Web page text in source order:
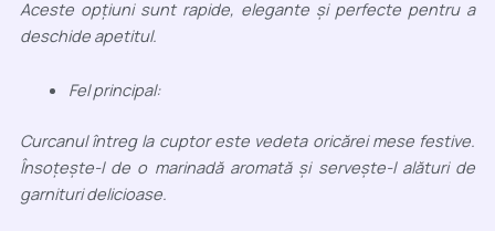
Aceste opțiuni sunt rapide, elegante și perfecte pentru a
deschide apetitul.
Fel principal:
Curcanul întreg la cuptor este vedeta oricărei mese festive.
Însoțește-l de o marinadă aromată și servește-l alături de
garnituri delicioase.